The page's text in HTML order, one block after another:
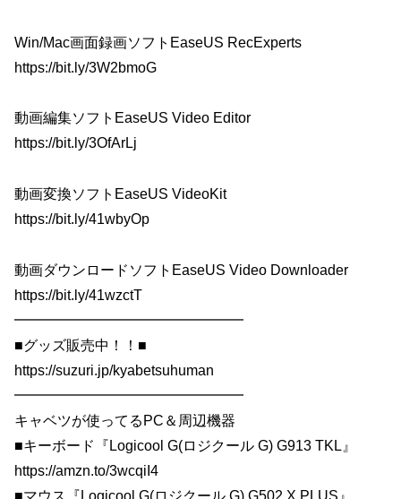
Win/Mac画面録画ソフトEaseUS RecExperts
https://bit.ly/3W2bmoG
動画編集ソフトEaseUS Video Editor
https://bit.ly/3OfArLj
動画変換ソフトEaseUS VideoKit
https://bit.ly/41wbyOp
動画ダウンロードソフトEaseUS Video Downloader
https://bit.ly/41wzctT
━━━━━━━━━━━━━━━━
■グッズ販売中！！■
https://suzuri.jp/kyabetsuhuman
━━━━━━━━━━━━━━━━
キャベツが使ってるPC＆周辺機器
■キーボード『Logicool G(ロジクール G) G913 TKL』
https://amzn.to/3wcqiI4
■マウス『Logicool G(ロジクール G) G502 X PLUS』